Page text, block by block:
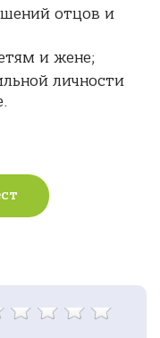
отцов и
и жене;
личности